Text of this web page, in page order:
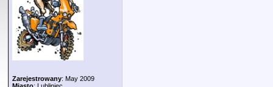
Zarejestrowany: May 2009